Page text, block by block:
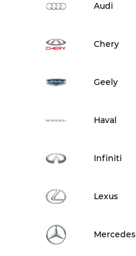
Audi
Chery
Geely
Haval
Infiniti
Lexus
Mercedes